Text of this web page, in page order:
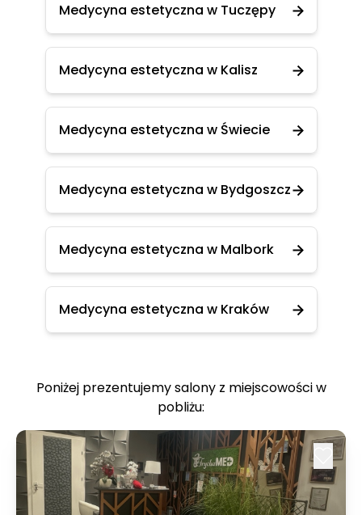
Medycyna estetyczna w Tuczępy
Medycyna estetyczna w Kalisz
Medycyna estetyczna w Świecie
Medycyna estetyczna w Bydgoszcz
Medycyna estetyczna w Malbork
Medycyna estetyczna w Kraków
Poniżej prezentujemy salony z miejscowości w
pobliżu: